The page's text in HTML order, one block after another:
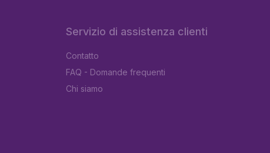
Servizio di assistenza clienti
Contatto
FAQ - Domande frequenti
Chi siamo